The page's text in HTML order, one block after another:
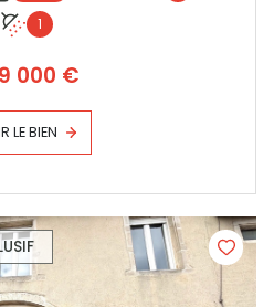
1
000 €
LE BIEN